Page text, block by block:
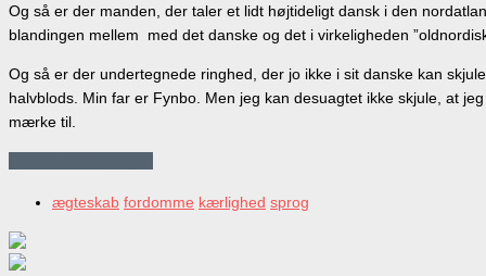
Og så er der manden, der taler et lidt højtideligt dansk i den
blandingen mellem med det danske og det i virkeligheden
Og så er der undertegnede ringhed, der jo ikke i sit danske kan
halvblods. Min far er Fynbo. Men jeg kan desuagtet ikke skjule, at
mærke til.
ægteskab fordomme kærlighed sprog